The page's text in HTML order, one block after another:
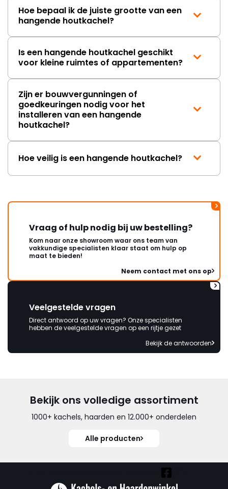
Hoe bepaal ik de juiste grootte van een
hangende houtkachel?
Is een hangende houtkachel geschikt
voor kleine ruimtes of appartementen?
Zijn er bouwvergunningen of
goedkeuringen nodig voor het
installeren van een hangende
houtkachel?
Hoe veilig is een hangende houtkachel?
Vraag of hulp nodig bij uw bestelling?
Kom naar onze showroom waar ons team van
vakkundige specialisten klaar staat om hulp op
maat te bieden!
Neem contact met ons op
Veelgestelde vragen
Direct antwoord op uw vragen? Onze specialisten
hebben de veelgestelde vragen op een rijtje gezet
Bekijk de antwoorden
Bekijk ons volledige assortiment
1000+ kachels, haarden en 12.000+ onderdelen
Alle producten